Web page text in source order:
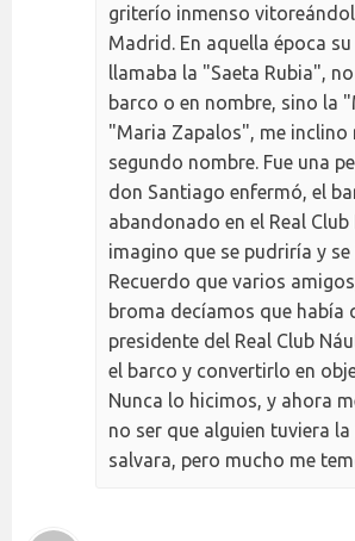
griterío inmenso
Madrid. En aquella época
llamaba la "Saeta Rubia",
barco o en nombre, sino la
"Maria Zapalos", me inclino
segundo nombre. Fue una
don Santiago enfermó, el
abandonado en el Real
imagino que se pudriría y se
Recuerdo que varios
broma decíamos que había
presidente del Real Club
el barco y convertirlo en
Nunca lo hicimos, y ahora
no ser que alguien tuviera la
salvara, pero mucho me